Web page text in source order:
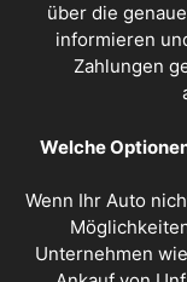
über die
informieren
Zahlungen
Welche
Wenn Ihr Auto
Unternehmen